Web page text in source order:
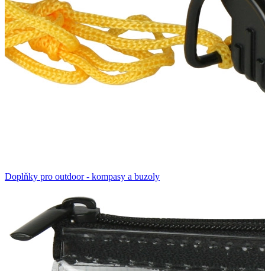
Doplňky pro outdoor - kompasy a buzoly